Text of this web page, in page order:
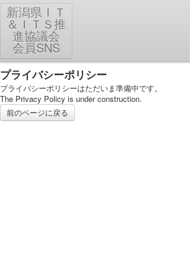
MENU
プライバシーポリシー
利用規約
PC表示に切り替え
新潟県ＩＴ
＆ＩＴＳ推
進協議会
会員SNS
プライバシーポリシー
プライバシーポリシーはただいま準備中です。
The Privacy Policy is under construction.
前のページに戻る